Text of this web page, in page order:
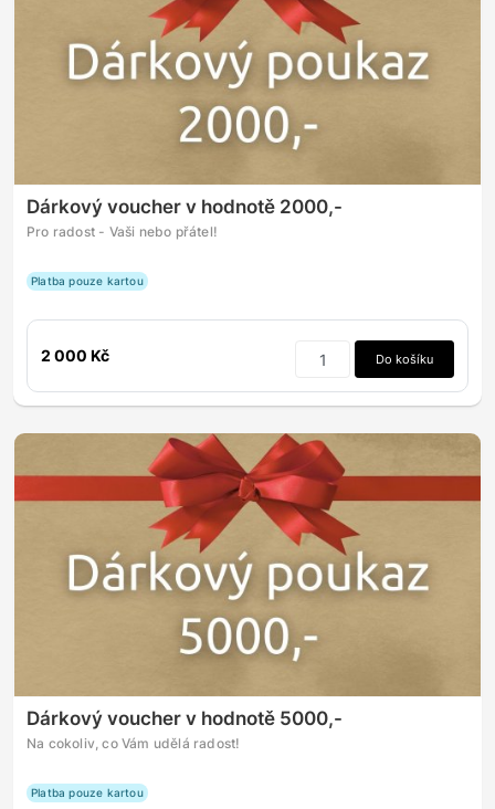
Dárkový voucher v hodnotě 2000,-
Pro radost - Vaši nebo přátel!
Platba pouze kartou
2 000 Kč Do košíku
Dárkový voucher v hodnotě 5000,-
Na cokoliv, co Vám udělá radost!
Platba pouze kartou